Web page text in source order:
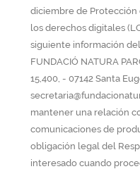
diciembre de Protección
los derechos digitales
siguiente información
FUNDACIÓ NATURA
15,400, - 07142 Santa
mantener una relación
comunicaciones de
obligación legal del
interesado cuando